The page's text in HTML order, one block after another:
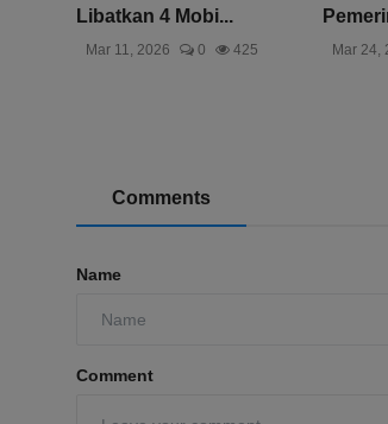
Libatkan 4 Mobi...
Mar 11, 2026 0 425 Mar 24,
Comments
Name
Comment